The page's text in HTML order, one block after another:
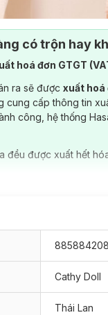
có trộn hay
hoá đơn GTGT
ra sẽ được xuất hoá
cung cấp thông tin
công, hệ thống
đều được xuất hết
Cathy Doll
Thái Lan